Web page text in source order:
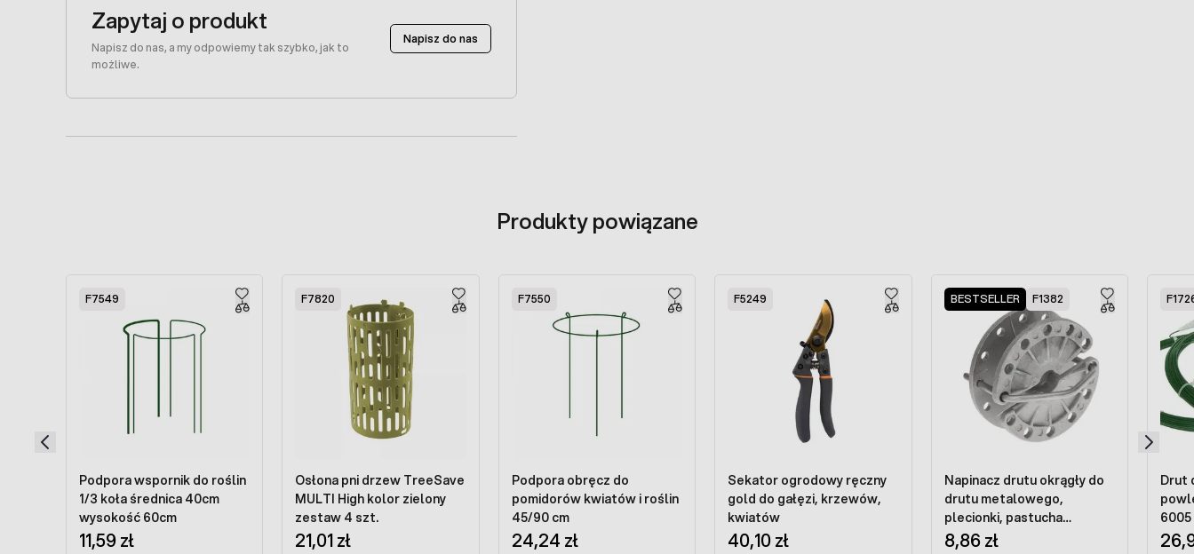
Zapytaj o produkt
Napisz do nas, a my odpowiemy tak szybko, jak to
możliwe.
Napisz do nas
Produkty powiązane
F7549
Podpora wspornik do roślin
1/3 koła średnica 40cm
wysokość 60cm
11,59 zł
F7820
Osłona pni drzew TreeSave
MULTI High kolor zielony
zestaw 4 szt.
21,01 zł
F7550
Podpora obręcz do
pomidorów kwiatów i roślin
45/90 cm
24,24 zł
F5249
Sekator ogrodowy ręczny
gold do gałęzi, krzewów,
kwiatów
40,10 zł
BESTSELLER F1382
Napinacz drutu okrągły do
drutu metalowego,
plecionki, pastucha
elektrycznego
8,86 zł
Drut
6005